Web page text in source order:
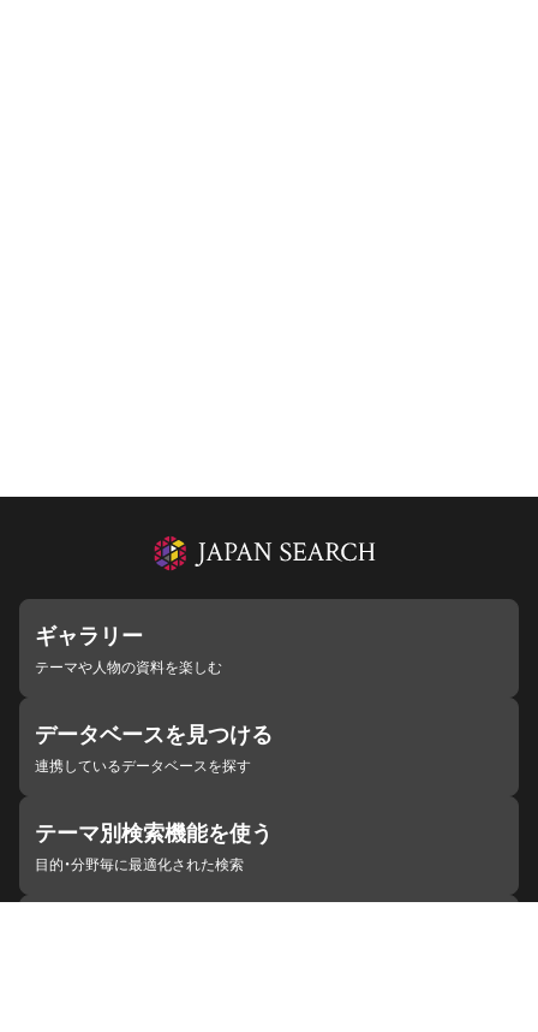
ギャラリー
テーマや人物の資料を楽しむ
データベースを見つける
連携しているデータベースを探す
テーマ別検索機能を使う
目的・分野毎に最適化された検索